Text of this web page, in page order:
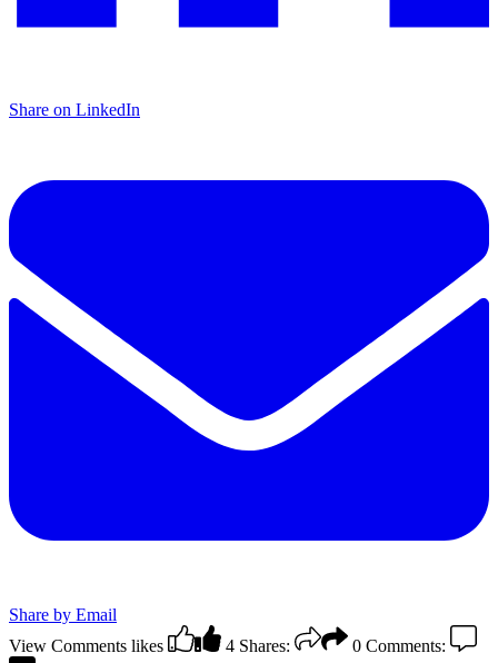
Share on LinkedIn
Share by Email
View Comments likes 4 Shares: 0 Comments: